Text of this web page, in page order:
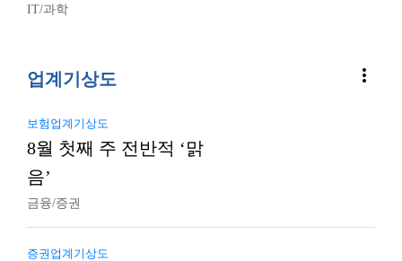
IT/과학
업계기상도 more_vert
보험업계기상도
8월 첫째 주 전반적 ‘맑
음’
금융/증권
증권업계기상도